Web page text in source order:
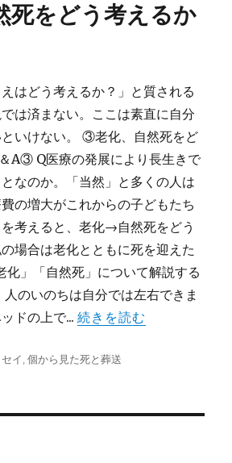
死をどう考えるか
はどう考えるか？」と質される
は済まない。ここは素直に自分
いけない。 ③老化、自然死をど
A③ Q医療の発展により長生きで
なのか。「当然」と多くの人は
の増大がこれからの子どもたち
考えると、老化→自然死をどう
場合は老化とともに死を迎えた
」「自然死」について解説する
のいのちは自分では左右できま
ドの上で...続きを読む
イ ,個から見た死と葬送